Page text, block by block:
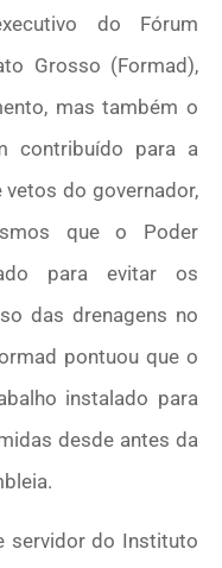
do Fórum
Grosso (Formad),
mas também o
contribuído para a
do governador,
que o Poder
para evitar os
das drenagens no
pontuou que o
instalado para
desde antes da
servidor do Instituto